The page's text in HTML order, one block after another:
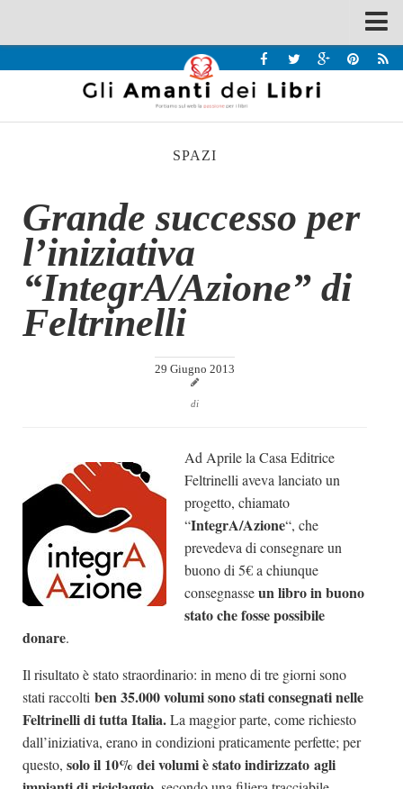
Recensioni
Interviste & Incontri
Chi siamo
Contatti
Eventi
Home
Archivio
Autori
Generi
Case editrici
Partnership
Giallo Stresa
Premio Chiara
Tabù Festival 2014
A Tutto Volume
Salone di Torino
SPAZI
Grande successo per
l’iniziativa
“IntegrA/Azione” di
Feltrinelli
29 Giugno 2013
di
Ad Aprile la Casa Editrice
Feltrinelli aveva lanciato un
progetto, chiamato
“IntegrA/Azione“, che
prevedeva di consegnare un
buono di 5€ a chiunque
consegnasseun libro in buono
stato che fosse possibile
donare.
Il risultato è stato straordinario: in meno di tre giorni sono
stati raccolti ben 35.000 volumi sono stati consegnati nelle
Feltrinelli di tutta Italia.La maggior parte, come richiesto
dall’iniziativa, erano in condizioni praticamente perfette; per
questo, solo il 10% dei volumi è stato indirizzato agli